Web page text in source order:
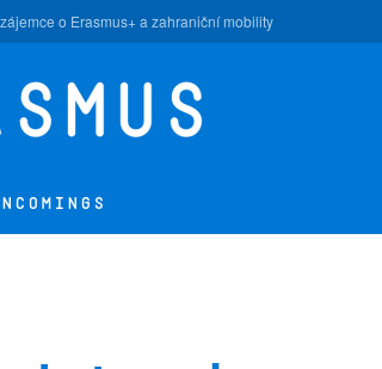
o Erasmus+ a zahraniční mobility